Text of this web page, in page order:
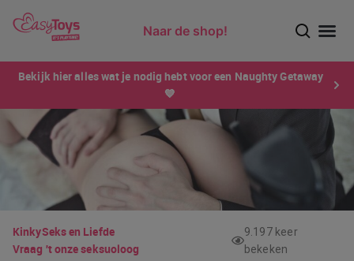
Naar de shop!
Bekijk hier alles wat je nodig hebt voor een Naughty Getaway
💙
KinkySeks en Liefde
Vraag 't onze seksuoloog
9.197 keer
bekeken